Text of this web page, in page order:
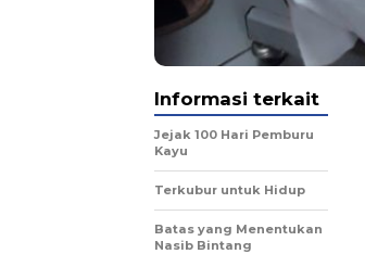
Informasi terkait
Jejak 100 Hari Pemburu
Kayu
Terkubur untuk Hidup
Batas yang Menentukan
Nasib Bintang